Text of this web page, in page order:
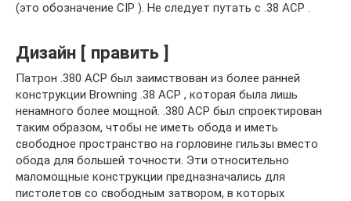
(это обозначение CIP ). Не следует путать с .38 ACP .
Дизайн [ править ]
Патрон .380 ACP был заимствован из более ранней
конструкции Browning .38 ACP , которая была лишь
ненамного более мощной. .380 ACP был спроектирован
таким образом, чтобы не иметь обода и иметь
свободное пространство на горловине гильзы вместо
обода для большей точности. Эти относительно
маломощные конструкции предназначались для
пистолетов со свободным затвором, в которых